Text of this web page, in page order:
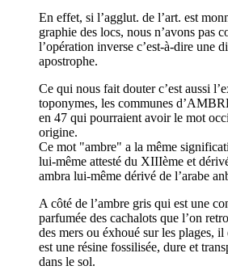
En effet, si l’agglut. de l’art. est
graphie des locs, nous n’avons pas
l’opération inverse c’est-à-dire une
apostrophe.
Ce qui nous fait douter c’est aussi
toponymes, les communes
en 47 qui pourraient avoir le mot
origine.
Ce mot "ambre" a la même
lui-même attesté du XIIIème et
ambra lui-même dérivé de l’arabe
A côté de l’ambre gris qui est une
parfumée des cachalots que l’on
des mers ou éxhoué sur les plages,
est une résine fossilisée, dure et
dans le sol.